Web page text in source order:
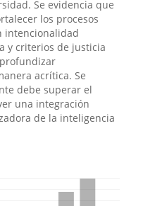
Se evidencia que
los procesos
intencionalidad
y criterios de justicia
acrítica. Se
debe superar el
una integración
de la inteligencia